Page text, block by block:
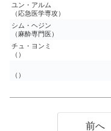
ユン・アルム
（応急医学専攻）
シム・ヘジン
（麻酔専門医）
チュ・ヨンミ
（）
（）
前へ